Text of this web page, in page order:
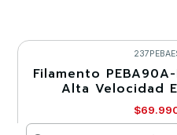
-30%
Filamento
Alta Velocidad